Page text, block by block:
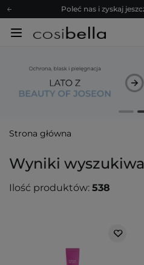
Zapisz się na
Bezpłatne
Z nami to możliwe!
Poleć nas i zyskaj
Zapisz się na
Strona główna
Wyniki
Ilość produktów: 538